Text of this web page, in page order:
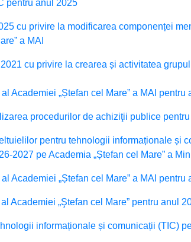
pentru anul 2025
cu privire la modificarea componenței
a MAI
cu privire la crearea și activitatea
Academiei „Ștefan cel Mare” a MAI pentru
procedurilor de achiziţii publice
pentru tehnologii informaționale și
2027 pe Academia „Ștefan cel Mare” a
Academiei „Ștefan cel Mare” a MAI
Academiei „Ştefan cel Mare” pentru anul
informaționale și comunicații (TIC)